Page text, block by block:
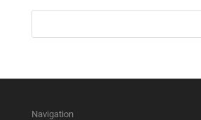
Navigation